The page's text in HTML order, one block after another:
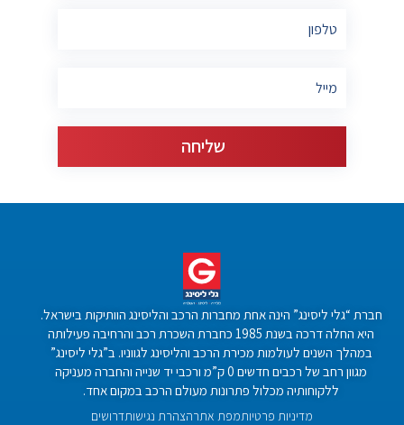
חברת “גלי ליסינג” הינה אחת מחברות הרכב והליסינג הוותיקות בישראל.
היא החלה דרכה בשנת 1985 כחברת השכרת רכב והרחיבה פעילותה
במהלך השנים לעולמות מכירת הרכב והליסינג לגווניו. ב”גלי ליסינג”
מגוון רחב של רכבים חדשים 0 ק”מ ורכבי יד שנייה והחברה מעניקה
ללקוחותיה מכלול פתרונות מעולם הרכב במקום אחד.
מדיניות פרטיותמפת אתרהצהרת נגישותדרושים